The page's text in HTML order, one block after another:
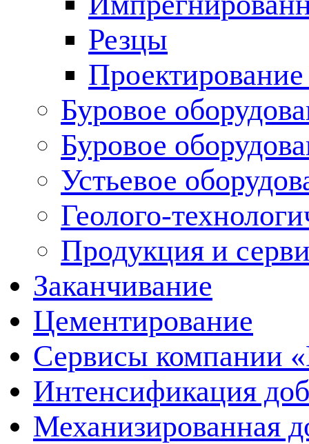
Резцы
Буровое
Буровое
Устьевое
Геолого-
Продукция и
Заканчивание
Цементирование
Сервисы компании
Интенсификация
Механизированная